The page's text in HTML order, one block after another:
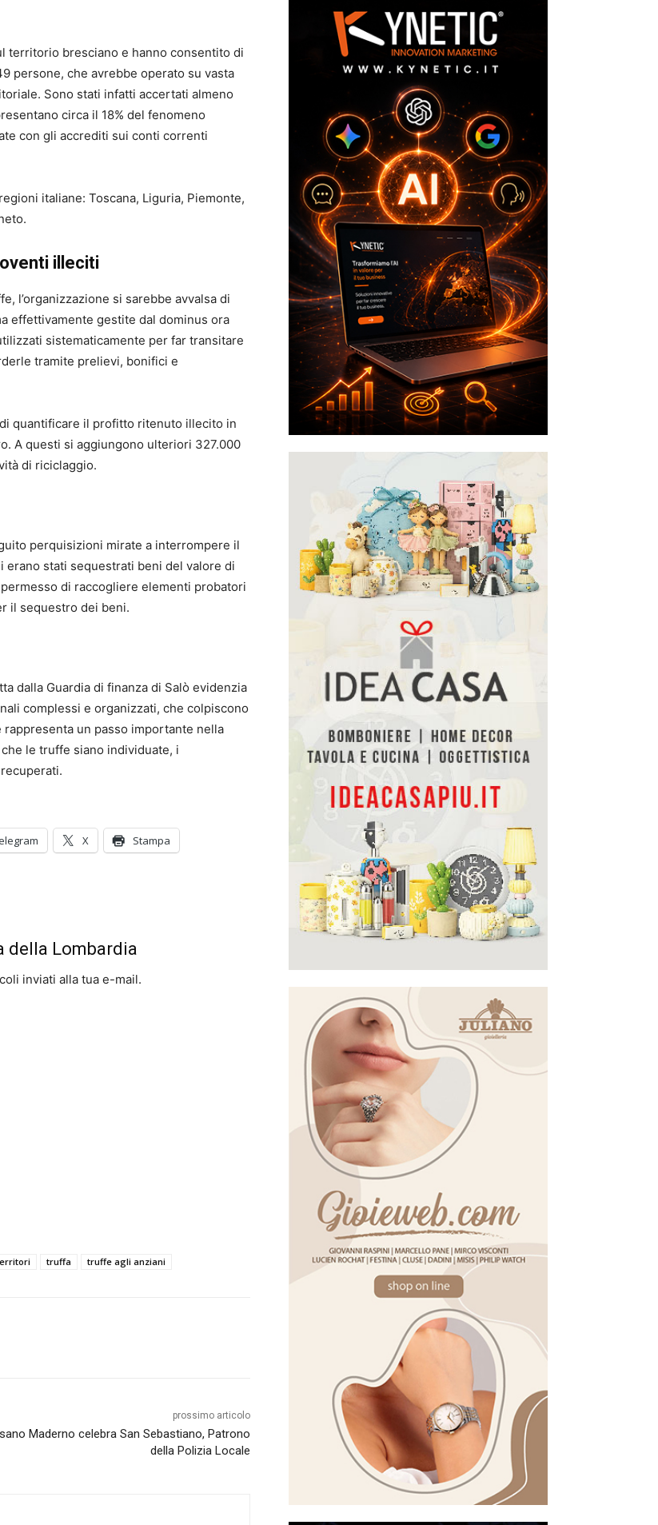
territorio bresciano e hanno consentito di
persone, che avrebbe operato su vasta
Sono stati infatti accertati almeno
circa il 18% del fenomeno
con gli accrediti sui conti correnti
italiane: Toscana, Liguria, Piemonte,
illeciti
l’organizzazione si sarebbe avvalsa di
effettivamente gestite dal dominus ora
sistematicamente per far transitare
tramite prelievi, bonifici e
quantificare il profitto ritenuto illecito in
A questi si aggiungono ulteriori 327.000
di riciclaggio.
perquisizioni mirate a interrompere il
stati sequestrati beni del valore di
di raccogliere elementi probatori
il sequestro dei beni.
dalla Guardia di finanza di Salò evidenzia
complessi e organizzati, che colpiscono
rappresenta un passo importante nella
le truffe siano individuate, i
X Stampa
della Lombardia
inviati alla tua e-mail.
truffa truffe agli anziani
prossimo articolo
Maderno celebra San Sebastiano, Patrono
della Polizia Locale